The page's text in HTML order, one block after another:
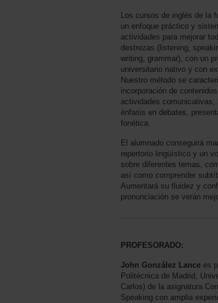
Los cursos de inglés de la
un enfoque práctico y
actividades para mejorar
destrezas (listening,
writing, grammar), con un
universitario nativo y con
Nuestro método se
incorporación de contenidos
actividades comunicativas,
énfasis en debates,
fonética.
El alumnado conseguirá
repertorio lingüístico y un
sobre diferentes temas,
así como comprender
Aumentará su fluidez y
pronunciación se verán
PROFESORADO:
John González Lance es
Politécnica de Madrid,
Carlos) de la asignatura
Speaking con amplia